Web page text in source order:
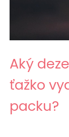
Aký
ťažko
packu?